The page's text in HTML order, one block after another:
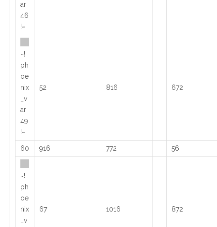
ar
46
!~
~!
ph
oe
nix
_v
ar
49
!~
52 816 672
60 916 772 56
~!
ph
oe
nix
_v
67 1016 872